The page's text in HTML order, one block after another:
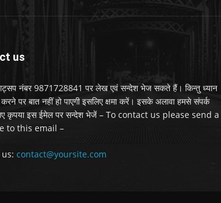
us
नंबर 9871728841 पर लेख एवं सन्देश भेज सकते हैं। किन्तु ध्यान
पर बात नहीं हो पाएगी इसलिए क्षमा करें। इसके अलावा हमसे संपर्क
कृपया इस ईमेल पर सन्देश भेजें – To contact us please send a
to this email –
contact@yoursite.com